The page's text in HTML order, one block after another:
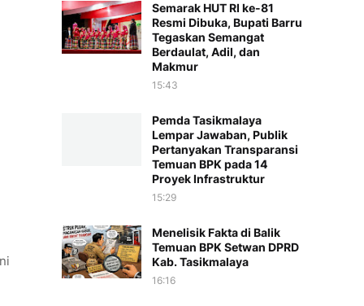
Semarak HUT RI ke-81
Resmi Dibuka, Bupati Barru
Tegaskan Semangat
Berdaulat, Adil, dan
Makmur
15:43
Pemda Tasikmalaya
Lempar Jawaban, Publik
Pertanyakan Transparansi
Temuan BPK pada 14
Proyek Infrastruktur
15:29
Menelisik Fakta di Balik
Temuan BPK Setwan DPRD
Kab. Tasikmalaya
16:16